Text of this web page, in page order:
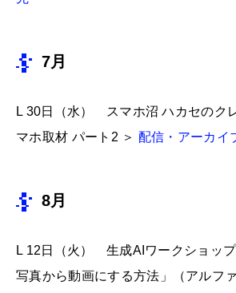
7月
L 30日（水） スマホ沼 ハカセのク
マホ取材 パート2 ＞ 配信・アーカイ
8月
L 12日（火） 生成AIワークショッ
写真から動画にする方法」（アルフ